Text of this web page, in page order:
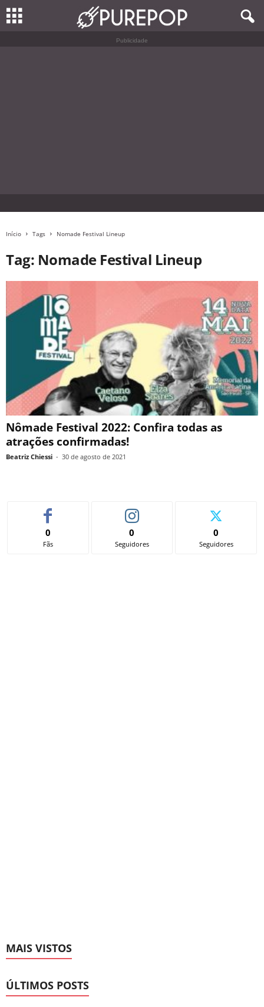
Publicidade
Início Tags Nomade Festival Lineup
Tag: Nomade Festival Lineup
Nômade Festival 2022: Confira todas as
atrações confirmadas!
Beatriz Chiessi - 30 de agosto de 2021
0
Fãs
0
Seguidores
0
Seguidores
MAIS VISTOS
ÚLTIMOS POSTS